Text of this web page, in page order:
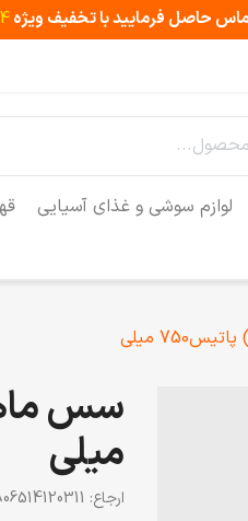
حاصل فرمایید با تخفیف ویژه
لوازم سوشی و غذای آسیایی
میلی
میلی
ارجاع: